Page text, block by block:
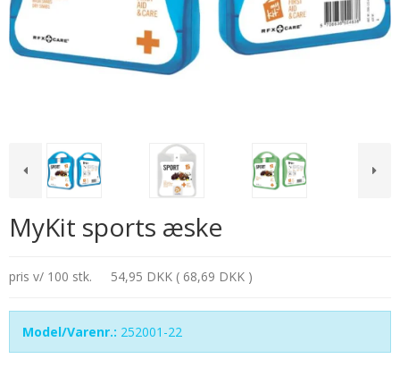
MyKit sports æske
pris v/ 100 stk. 54,95 DKK ( 68,69 DKK )
Model/Varenr.: 252001-22